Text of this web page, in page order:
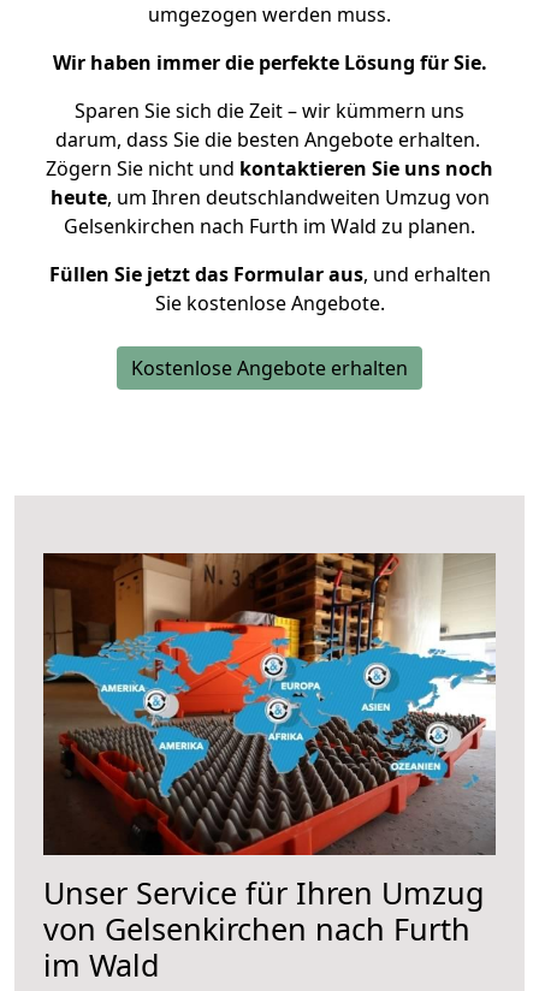
umgezogen werden muss.
Wir haben immer die perfekte Lösung für Sie.
Sparen Sie sich die Zeit – wir kümmern uns
darum, dass Sie die besten Angebote erhalten.
Zögern Sie nicht und kontaktieren Sie uns noch
heute, um Ihren deutschlandweiten Umzug von
Gelsenkirchen nach Furth im Wald zu planen.
Füllen Sie jetzt das Formular aus, und erhalten
Sie kostenlose Angebote.
Kostenlose Angebote erhalten
Unser Service für Ihren Umzug
von Gelsenkirchen nach Furth
im Wald